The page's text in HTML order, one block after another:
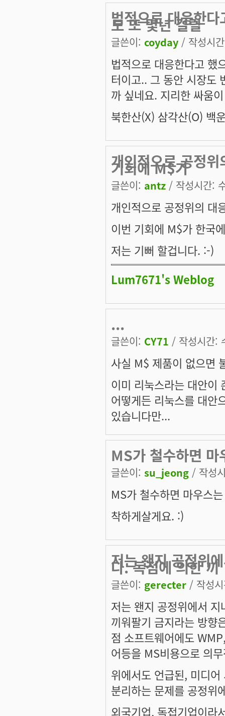
법적으로 대응한
도 또 몇년 걸릴
글쓴이: coyday / 작성시
법적으로 대응한다고 했
터이고.. 그 동안 시장도
까 싶네요. 지리한 싸움
북한산(X) 삼각산(O) 백
개인적으로 공정
기회에 M$가
글쓴이: antz / 작성시간:
개인적으로 공정위의 대
이번 기회에 M$가 한국
저는 기뻐 할겁니다. :-)
Lum7671's Weblog
...
글쓴이: CY71 / 작성시간:
사실 M$ 제품이 없으면
이미 리눅스라는 대안이
어떻게든 리눅스를 대안
있습니다만...
MS가 철수하면
글쓴이: su_jeong / 작성
MS가 철수하면 마우스
착하게살게요. :)
저는 왠지 공정위
다. 독점에 의한 끼
글쓴이: gerecter / 작성
저는 왠지 공정위에서
끼워팔기 금지라는 방향
점 소프트웨어에도
어등을 MS비용으로 의
위에서도 언급된, 미디
분리하는 문제를 공정위
외국기업, 독접기업이라